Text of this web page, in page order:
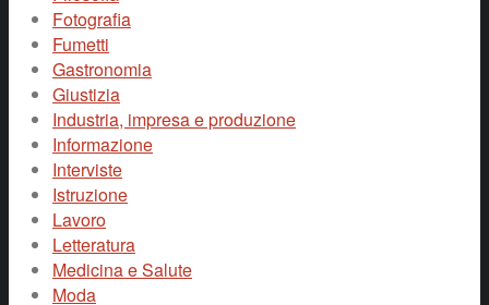
Fotografia
Fumetti
Gastronomia
Giustizia
Industria, impresa e produzione
Informazione
Interviste
Istruzione
Lavoro
Letteratura
Medicina e Salute
Moda